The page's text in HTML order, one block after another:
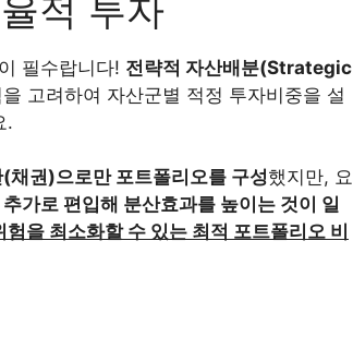
적 투자
필수랍니다! 전략적 자산배분(Strategic
고려하여 자산군별 적정 투자비중을 설
.
채권)으로만 포트폴리오를 구성했지만, 요
가로 편입해 분산효과를 높이는 것이 일
을 최소화할 수 있는 최적 포트폴리오 비